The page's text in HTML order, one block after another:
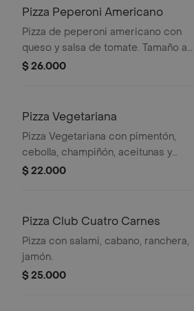
Pizza Peperoni Americano
Pizza de peperoni americano con
queso y salsa de tomate. Tamaño a
elegir.
$ 26.000
Pizza Vegetariana
Pizza Vegetariana con pimentón,
cebolla, champiñón, aceitunas y
tomate.
$ 22.000
Pizza Club Cuatro Carnes
Pizza con salami, cabano, ranchera,
jamón.
$ 25.000